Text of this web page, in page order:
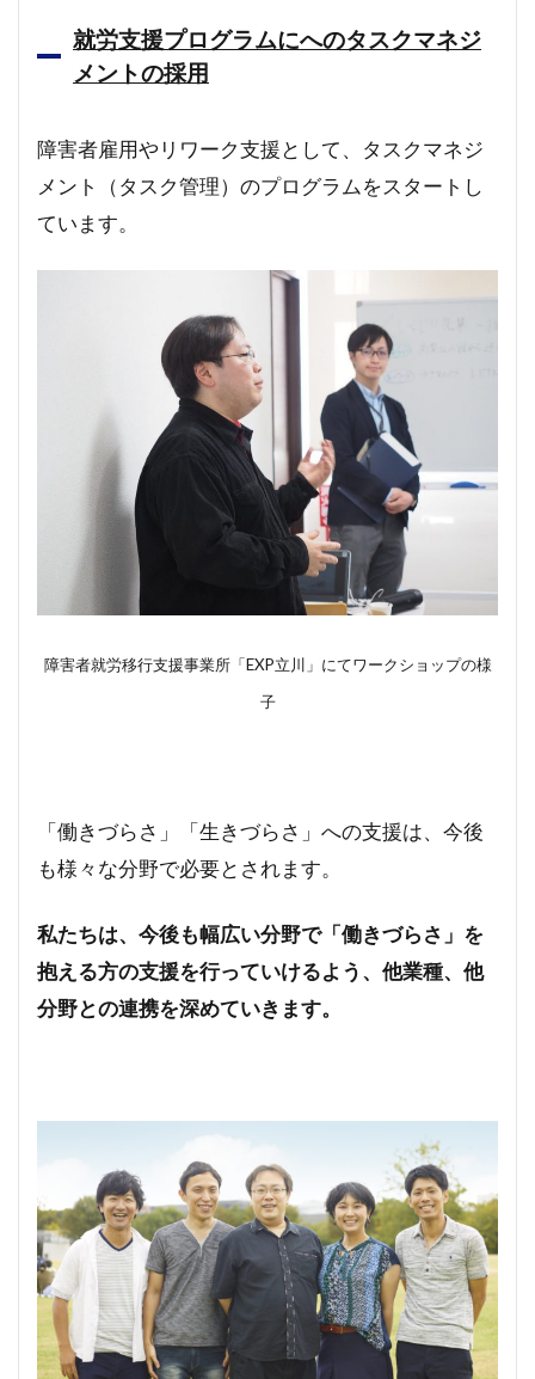
就労支援プログラムにへのタスクマネジ
メントの採用
障害者雇用やリワーク支援として、タスクマネジ
メント（タスク管理）のプログラムをスタートし
ています。
障害者就労移行支援事業所「EXP立川」にてワークショップの様
子
「働きづらさ」「生きづらさ」への支援は、今後
も様々な分野で必要とされます。
私たちは、今後も幅広い分野で「働きづらさ」を
抱える方の支援を行っていけるよう、他業種、他
分野との連携を深めていきます。